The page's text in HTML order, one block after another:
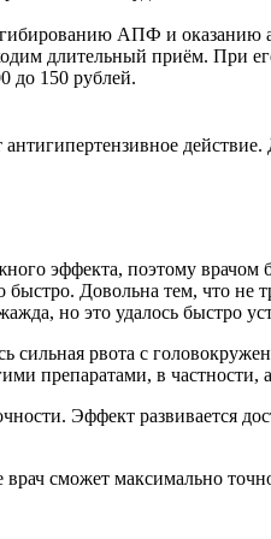
АПФ и оказанию
длительный приём. При
до 150 рублей.
действие.
эффекта, поэтому
Довольна тем, что не
но это удалось быстро
сильная рвота с
препаратами, в частности,
Эффект развивается
сможет максимально